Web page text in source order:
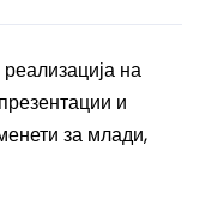
на
и
за млади,